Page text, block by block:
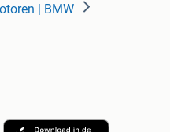
| BMW